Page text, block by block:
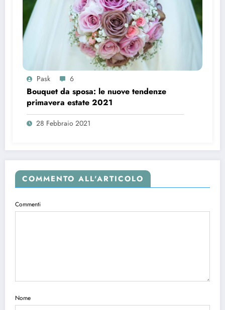
Pask 6
Bouquet da sposa: le nuove tendenze
primavera estate 2021
28 Febbraio 2021
COMMENTO ALL'ARTICOLO
Commenti
Nome